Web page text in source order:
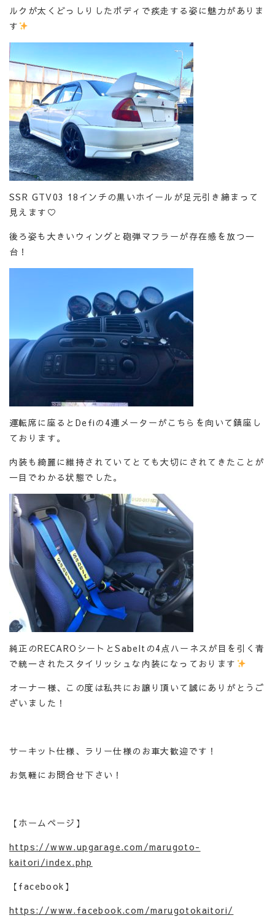
ルクが太くどっしりしたボディで疾走する姿に魅力がありま
す
SSR GTV03 18インチの黒いホイールが足元引き締まって
見えます♡
後ろ姿も大きいウィングと砲弾マフラーが存在感を放つ一
台！
運転席に座るとDefiの4連メーターがこちらを向いて鎮座し
ております。
内装も綺麗に維持されていてとても大切にされてきたことが
一目でわかる状態でした。
純正のRECAROシートとSabeltの4点ハーネスが目を引く青
で統一されたスタイリッシュな内装になっております
オーナー様、この度は私共にお譲り頂いて誠にありがとうご
ざいました！
サーキット仕様、ラリー仕様のお車大歓迎です！
お気軽にお問合せ下さい！
【ホームページ】
https://www.upgarage.com/marugoto-
kaitori/index.php
【facebook】
https://www.facebook.com/marugotokaitori/